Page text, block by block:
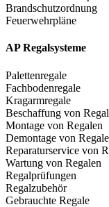
Brandschutzordnung
Feuerwehrpläne
AP Regalsysteme
Palettenregale
Fachbodenregale
Kragarmregale
Beschaffung von
Montage von Regalen
Demontage von
Reparaturservice von
Wartung von Regalen
Regalprüfungen
Regalzubehör
Gebrauchte Regale